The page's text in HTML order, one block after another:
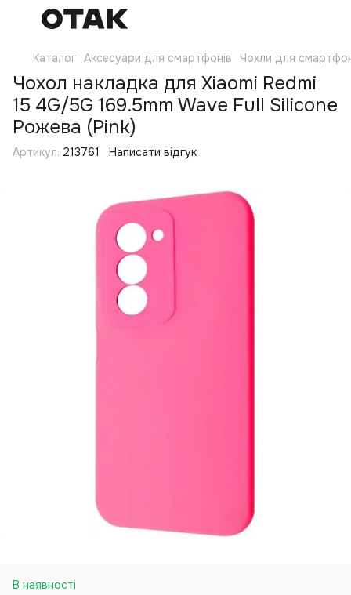
Каталог Аксесуари для смартфонів Чохли для
Чохол накладка для Xiaomi Redmi
15 4G/5G 169.5mm Wave Full Silicone
Рожева (Pink)
Артикул: 213761 Написати відгук
В наявності